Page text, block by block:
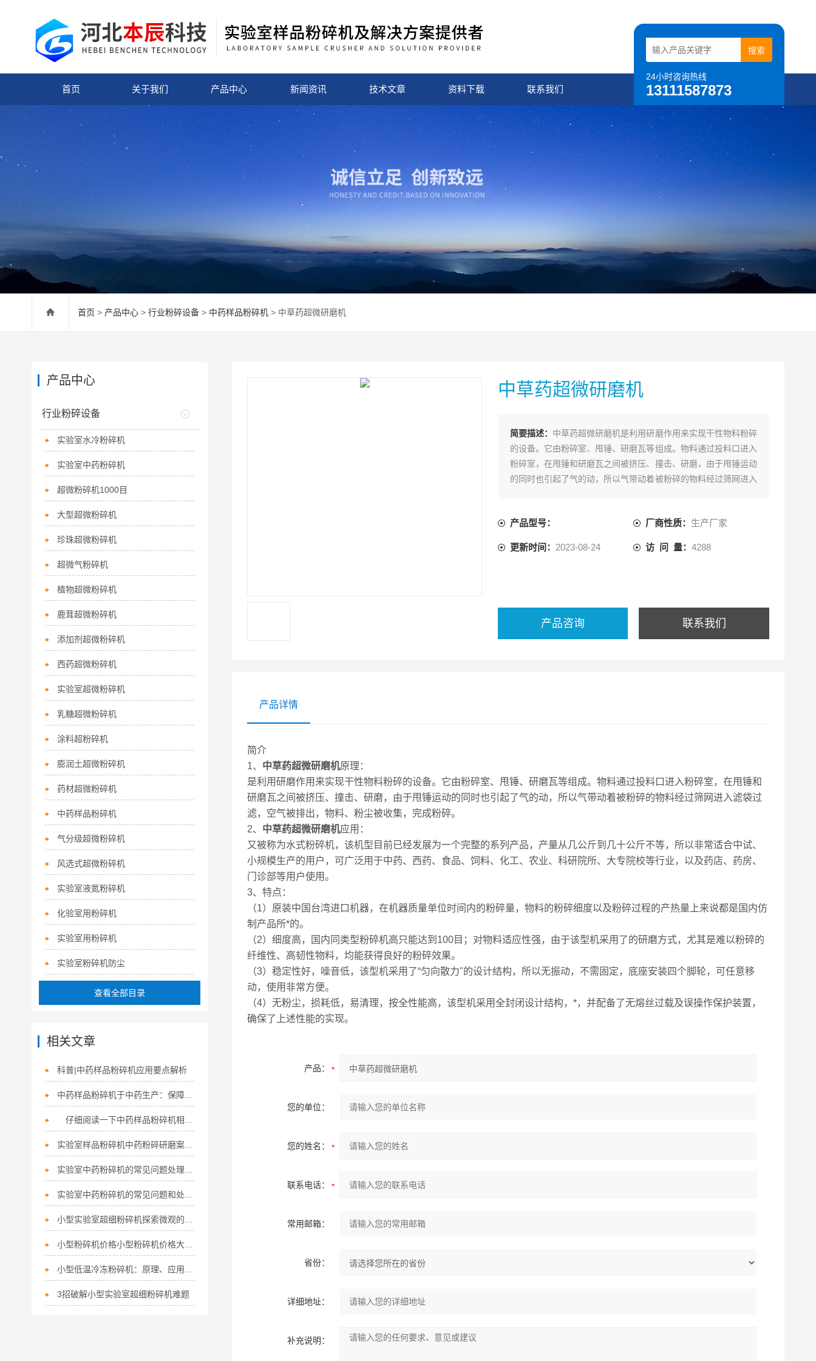
24小时咨询热线
13111587873
首页 关于我们 产品中心 新闻资讯 技术文章 资料下载 联系我们
首页 > 产品中心 > 行业粉碎设备 > 中药样品粉碎机 > 中草药超微研磨机
中草药超微研磨机
简要描述： 中草药超微研磨机是利用研磨作用来实现干性物料粉碎
的设备。它由粉碎室、甩锤、研磨瓦等组成。物料通过投料口进入
粉碎室，在甩锤和研磨瓦之间被挤压、撞击、研磨，由于甩锤运动
的同时也引起了气的动，所以气带动着被粉碎的物料经过筛网进入
产品型号： 厂商性质： 生产厂家
更新时间： 2023-08-24 访 问 量：4288
产品咨询 联系我们
产品详情
简介
1、 中草药超微研磨机原理：
是利用研磨作用来实现干性物料粉碎的设备。它由粉碎室、甩锤、研磨瓦等组成。物料通过投料口进入粉碎室，在甩锤和
研磨瓦之间被挤压、撞击、研磨，由于甩锤运动的同时也引起了气的动，所以气带动着被粉碎的物料经过筛网进入滤袋过
滤，空气被排出，物料、粉尘被收集，完成粉碎。
2、 中草药超微研磨机应用：
又被称为水式粉碎机，该机型目前已经发展为一个完整的系列产品，产量从几公斤到几十公斤不等，所以非常适合中试、
小规模生产的用户，可广泛用于中药、西药、食品、饲料、化工、农业、科研院所、大专院校等行业，以及药店、药房、
门诊部等用户使用。
3、特点：
（1）原装中国台湾进口机器，在机器质量单位时间内的粉碎量，物料的粉碎细度以及粉碎过程的产热量上来说都是国内仿
制产品所*的。
（2）细度高，国内同类型粉碎机高只能达到100目；对物料适应性强，由于该型机采用了的研磨方式，尤其是难以粉碎的
纤维性、高韧性物料，均能获得良好的粉碎效果。
（3）稳定性好，噪音低，该型机采用了“匀向散力"的设计结构，所以无振动，不需固定，底座安装四个脚轮，可任意移
动，使用非常方便。
（4）无粉尘，损耗低，易清理，按全性能高，该型机采用全封闭设计结构，*，并配备了无熔丝过载及误操作保护装置，
确保了上述性能的实现。
产品：
您的单位：
您的姓名：
联系电话：
常用邮箱：
省份：
详细地址：
补充说明：
产品中心
行业粉碎设备
实验室水冷粉碎机
实验室中药粉碎机
超微粉碎机1000目
大型超微粉碎机
珍珠超微粉碎机
超微气粉碎机
植物超微粉碎机
鹿茸超微粉碎机
添加剂超微粉碎机
西药超微粉碎机
实验室超微粉碎机
乳糖超微粉碎机
涂料超粉碎机
膨润土超微粉碎机
药材超微粉碎机
中药样品粉碎机
气分级超微粉碎机
风选式超微粉碎机
实验室液氮粉碎机
化验室用粉碎机
实验室用粉碎机
实验室粉碎机防尘
查看全部目录
相关文章
科普|中药样品粉碎机应用要点解析
中药样品粉碎机于中药生产：保障产品质量，提升生产效率
实验室样品粉碎机中药粉碎研磨案例讲解-硬性脆性中草药
小型粉碎机价格小型粉碎机价格大致在什么范围？
3招破解小型实验室超细粉碎机难题